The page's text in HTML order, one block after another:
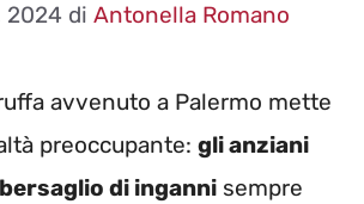
2024 di Antonella Romano
avvenuto a Palermo mette
preoccupante: gli anziani
di inganni sempre